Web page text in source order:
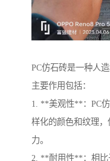
PC仿石砖是一种人
主要作用包括：
1. **美观性**：PC
样化的颜色和纹理，
力。
2. **耐用性**：相比